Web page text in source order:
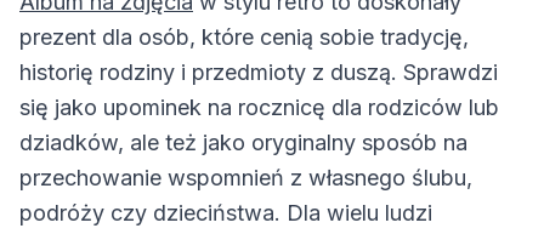
prezent dla osób, które cenią sobie tradycję,
historię rodziny i przedmioty z duszą. Sprawdzi
się jako upominek na rocznicę dla rodziców lub
dziadków, ale też jako oryginalny sposób na
przechowanie wspomnień z własnego ślubu,
podróży czy dzieciństwa. Dla wielu ludzi